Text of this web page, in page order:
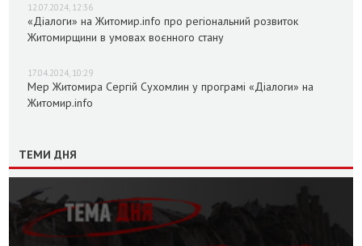
12.07.2024, 12:36
«Діалоги» на Житомир.info про регіональний розвиток
Житомирщини в умовах воєнного стану
17.04.2024, 10:29
Мер Житомира Сергій Сухомлин у програмі «Діалоги» на
Житомир.info
ТЕМИ ДНЯ